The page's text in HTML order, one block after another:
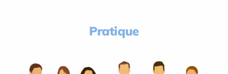
Pratique